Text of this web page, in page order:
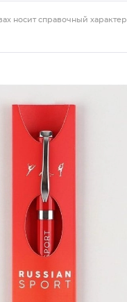
носит справочный характер.